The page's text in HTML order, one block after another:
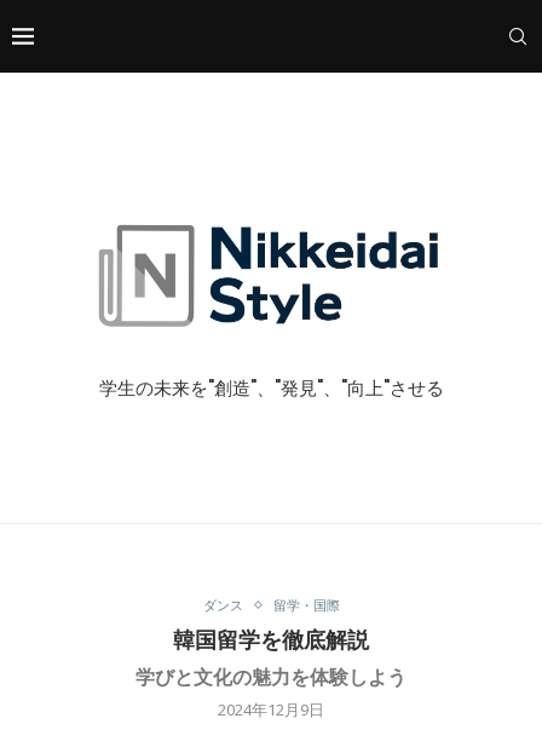
学生の未来を"創造"、"発見"、"向上"させる
ダンス 留学・国際
韓国留学を徹底解説
学びと文化の魅力を体験しよう
2024年12月9日